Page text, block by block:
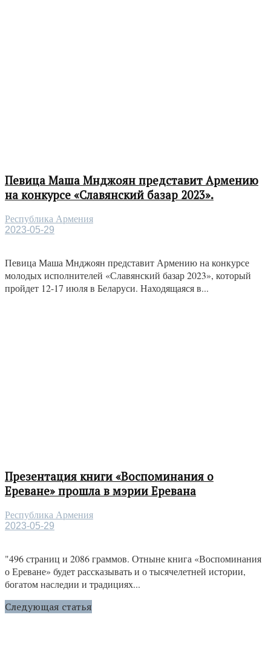
Певица Маша Мнджоян представит Армению
на конкурсе «Славянский базар 2023».
Республика Армения
2023-05-29
Певица Маша Мнджоян представит Армению на конкурсе
молодых исполнителей «Славянский базар 2023», который
пройдет 12-17 июля в Беларуси. Находящаяся в...
Презентация книги «Воспоминания о
Ереване» прошла в мэрии Еревана
Республика Армения
2023-05-29
"496 страниц и 2086 граммов. Отныне книга «Воспоминания
о Ереване» будет рассказывать и о тысячелетней истории,
богатом наследии и традициях...
Следующая статья